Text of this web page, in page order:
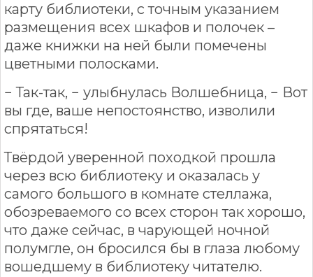
карту библиотеки, с точным указанием
размещения всех шкафов и полочек –
даже книжки на ней были помечены
цветными полосками.
− Так-так, − улыбнулась Волшебница, − Вот
вы где, ваше непостоянство, изволили
спрятаться!
Твёрдой уверенной походкой прошла
через всю библиотеку и оказалась у
самого большого в комнате стеллажа,
обозреваемого со всех сторон так хорошо,
что даже сейчас, в чарующей ночной
полумгле, он бросился бы в глаза любому
вошедшему в библиотеку читателю.